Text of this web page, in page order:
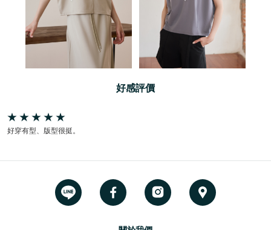
好感評價
好穿有型、版型很挺。